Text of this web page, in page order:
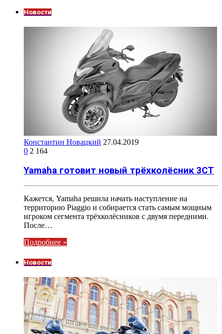
Новости
Константин Новацкий 27.04.2019
0 2 164
Yamaha готовит новый трёхколёсник 3CT
Кажется, Yamaha решила начать наступление на
территорию Piaggio и собирается стать самым мощным
игроком сегмента трёхколёсников с двумя передними.
После…
Подробнее »
Новости